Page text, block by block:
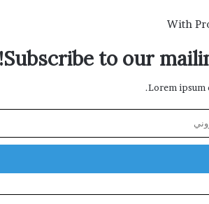
With
Subscribe to our
Lorem ipsum